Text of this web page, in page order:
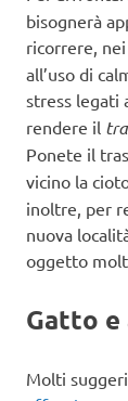
bisognerà
ricorrere,
all’uso di
stress legati
rendere il
Ponete il
vicino la
inoltre, per
nuova
oggetto
Gatto
Molti